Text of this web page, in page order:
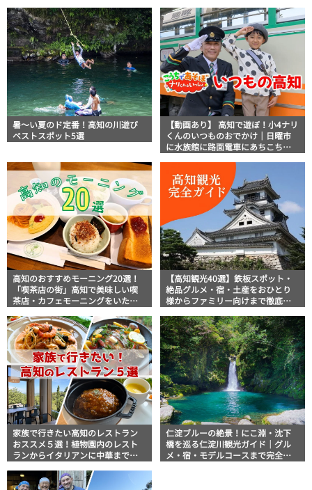
説！
暑～い夏のド定番！高知の川遊び
ベストスポット5選
【動画あり】 高知で遊ぼ！小4ナリ
くんのいつものおでかけ｜日曜市
に水族館に路面電車にあちこち巡
高知のおすすめモーニング20選！
「喫茶店の街」高知で美味しい喫
茶店・カフェモーニングをいただ
【高知観光40選】鉄板スポット・
絶品グルメ・宿・土産をおひとり
様からファミリー向けまで徹底解
家族で行きたい高知のレストラン
おススメ５選！植物園内のレスト
ランからイタリアンに中華まで楽
仁淀ブルーの絶景！にこ淵・沈下
橋を巡る仁淀川観光ガイド｜グル
メ・宿・モデルコースまで完全網